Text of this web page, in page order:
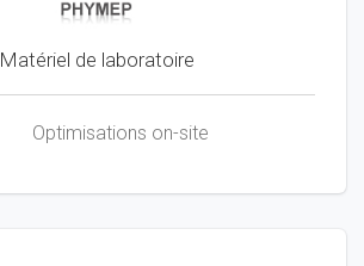
Matériel de laboratoire
Optimisations on-site